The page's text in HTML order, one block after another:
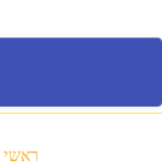
ראשי